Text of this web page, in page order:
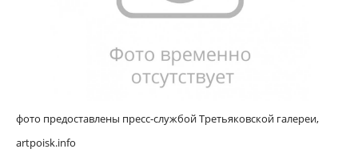
фото предоставлены пресс-службой Третьяковской галереи,
artpoisk.info